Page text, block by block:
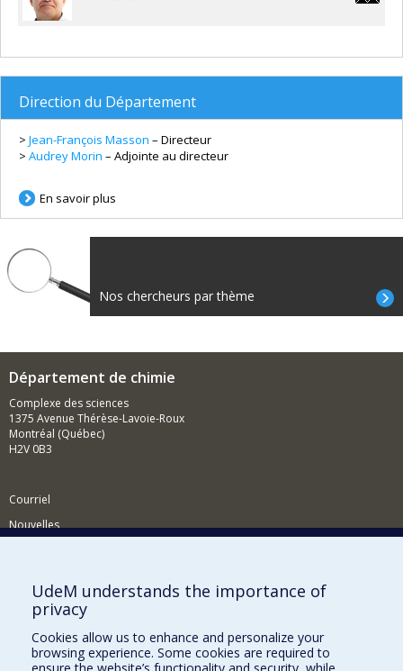
Direction du Département
> Jean-François Masson – Directeur
> Audrey Morin – Adjointe au directeur
En savoir plus
Nos chercheurs par thème
Département de chimie
Complexe des sciences
1375 Avenue Thérèse-Lavoie-Roux
Montréal (Québec)
H2V 0B3
Courriel
Nouvelles
Comment soutenir le Département?
BESOIN D'AIDE?
Plan du site
Signaler une erreur
UdeM understands the importance of
privacy
Cookies allow us to enhance and personalize your
browsing experience. Some cookies are required to
ensure the website’s functionality and security, while